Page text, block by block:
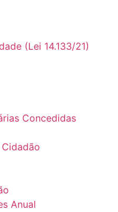
(Lei 14.133/21)
Concedidas
Anual